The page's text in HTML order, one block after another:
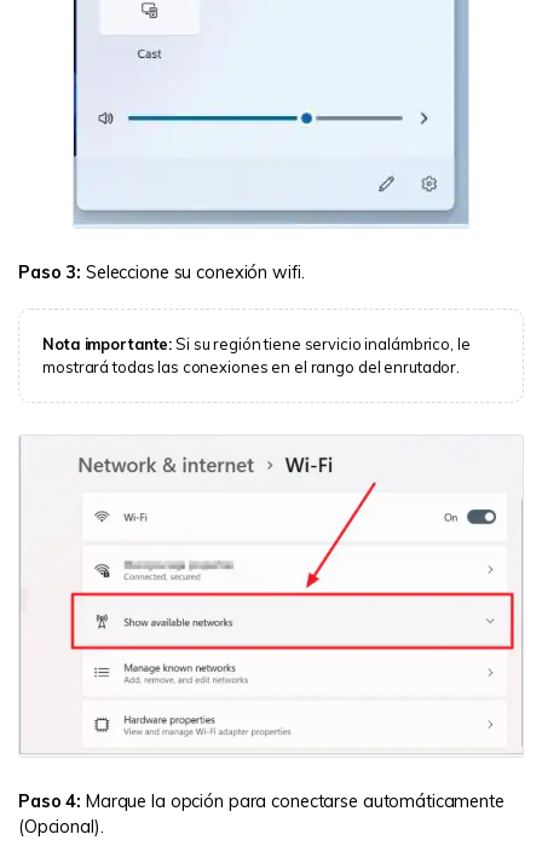
Paso 3: Seleccione su conexión wifi.
Nota importante:Si su región tiene servicio inalámbrico, le
mostrará todas las conexiones en el rango del enrutador.
Paso 4: Marque la opción para conectarse automáticamente
(Opcional).